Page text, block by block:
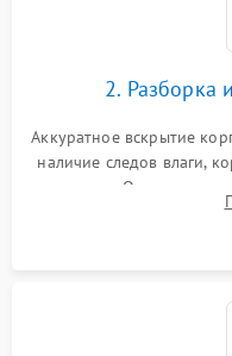
2. Разборка
Аккуратное вскрытие
наличие следов влаги,
элементов. Оценка
кулера и степени